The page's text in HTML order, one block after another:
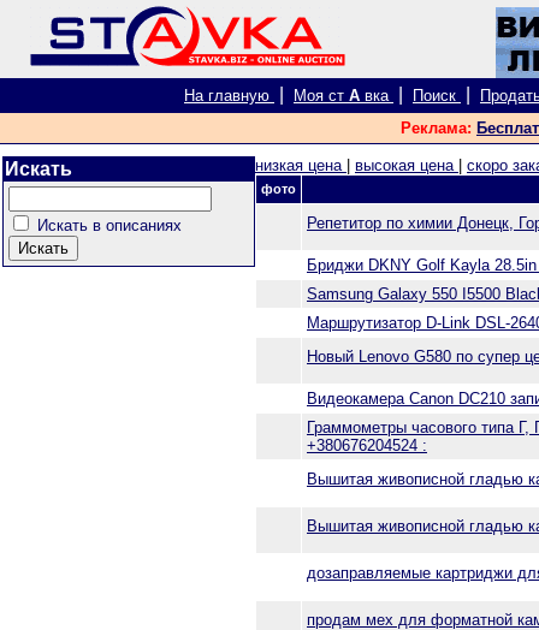
На главную Моя ст А вка Поиск
Реклама:
Искать
Искать в описаниях
низкая цена высокая цена скоро
фото
Репетитор по химии Донецк,
Бриджи DKNY Golf Kayla 28.5in
Samsung Galaxy 550 I5500
Маршрутизатор D-Link DSL-
Новый Lenovo G580 по
Видеокамера Canon DC210
Граммометры часового типа
+380676204524 :
Вышитая живописной гладью
Вышитая живописной гладью
дозаправляемые картриджи
продам мех для форматной